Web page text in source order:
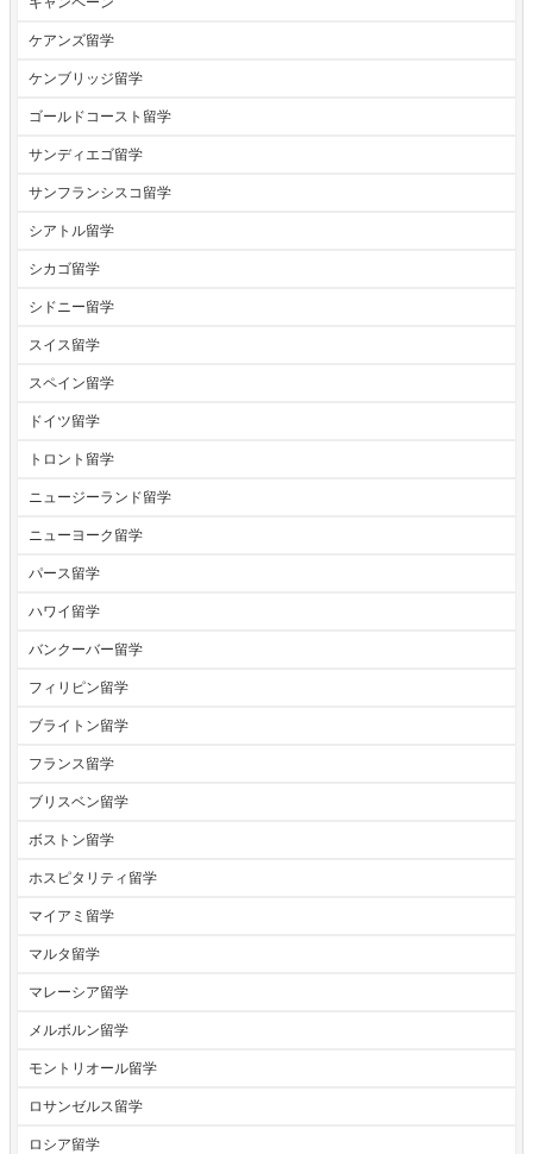
ケアンズ留学
ケンブリッジ留学
ゴールドコースト留学
サンディエゴ留学
サンフランシスコ留学
シアトル留学
シカゴ留学
シドニー留学
スイス留学
スペイン留学
ドイツ留学
トロント留学
ニュージーランド留学
ニューヨーク留学
パース留学
ハワイ留学
バンクーバー留学
フィリピン留学
ブライトン留学
フランス留学
ブリスベン留学
ボストン留学
ホスピタリティ留学
マイアミ留学
マルタ留学
マレーシア留学
メルボルン留学
モントリオール留学
ロサンゼルス留学
ロシア留学